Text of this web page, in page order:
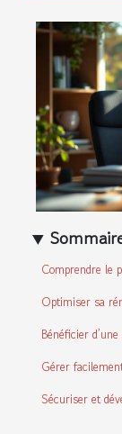
Comprendre le
Optimiser sa
Bénéficier
Gérer
Sécuriser et